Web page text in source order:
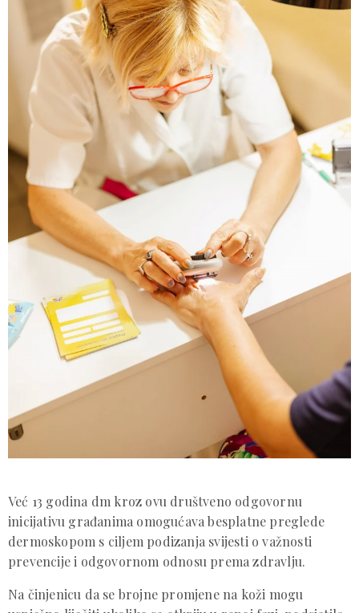
Već 13 godina dm kroz ovu društveno odgovornu
inicijativu građanima omogućava besplatne preglede
dermoskopom s ciljem podizanja svijesti o važnosti
prevencije i odgovornom odnosu prema zdravlju.
Na činjenicu da se brojne promjene na koži mogu